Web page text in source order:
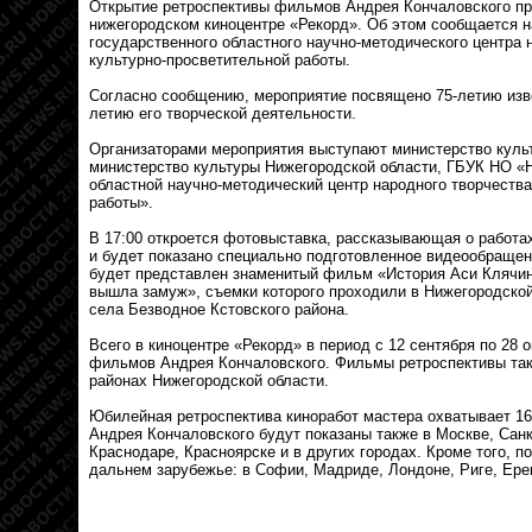
Открытие ретроспективы фильмов Андрея Кончаловского
нижегородском киноцентре «Рекорд». Об этом сообщается
государственного областного научно-методического центра
культурно-просветительной работы.
Согласно сообщению, мероприятие посвящено 75-летию
летию его творческой деятельности.
Организаторами мероприятия выступают министерство
министерство культуры Нижегородской области, ГБУК НО
областной научно-методический центр народного
работы».
В 17:00 откроется фотовыставка, рассказывающая о
и будет показано специально подготовленное
будет представлен знаменитый фильм «История Аси
вышла замуж», съемки которого проходили в
села Безводное Кстовского района.
Всего в киноцентре «Рекорд» в период с 12 сентября по 28
фильмов Андрея Кончаловского. Фильмы ретроспективы
районах Нижегородской области.
Юбилейная ретроспектива киноработ мастера охватывает
Андрея Кончаловского будут показаны также в Москве,
Краснодаре, Красноярске и в других городах. Кроме того,
дальнем зарубежье: в Софии, Мадриде, Лондоне, Риге,